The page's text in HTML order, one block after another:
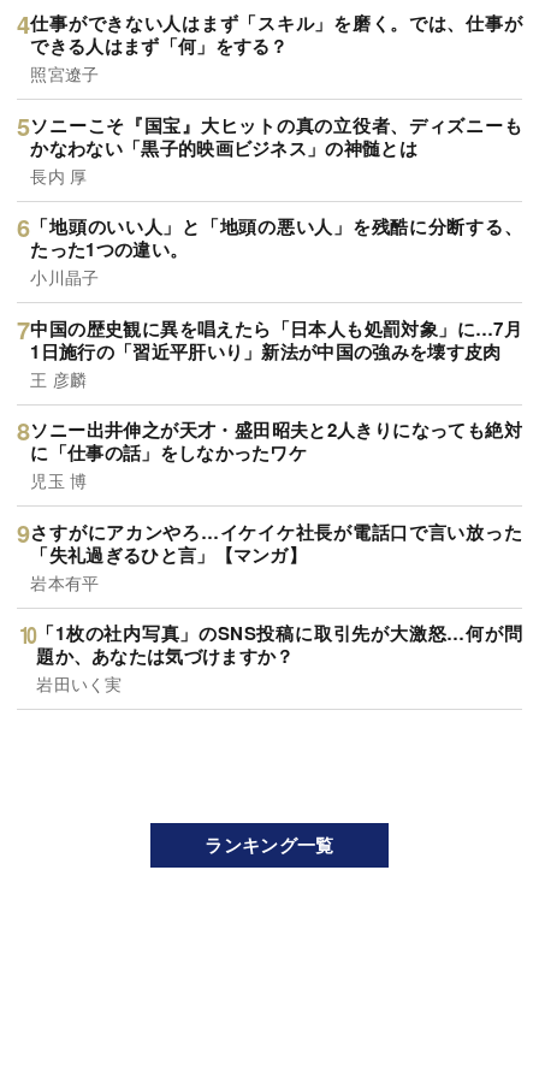
仕事ができない人はまず「スキル」を磨く。では、仕事が
できる人はまず「何」をする？
照宮遼子
ソニーこそ『国宝』大ヒットの真の立役者、ディズニーも
かなわない「黒子的映画ビジネス」の神髄とは
長内 厚
「地頭のいい人」と「地頭の悪い人」を残酷に分断する、
たった1つの違い。
小川晶子
中国の歴史観に異を唱えたら「日本人も処罰対象」に…7月
1日施行の「習近平肝いり」新法が中国の強みを壊す皮肉
王 彦麟
ソニー出井伸之が天才・盛田昭夫と2人きりになっても絶対
に「仕事の話」をしなかったワケ
児玉 博
さすがにアカンやろ…イケイケ社長が電話口で言い放った
「失礼過ぎるひと言」【マンガ】
岩本有平
「1枚の社内写真」のSNS投稿に取引先が大激怒…何が問
題か、あなたは気づけますか？
岩田いく実
ランキング一覧